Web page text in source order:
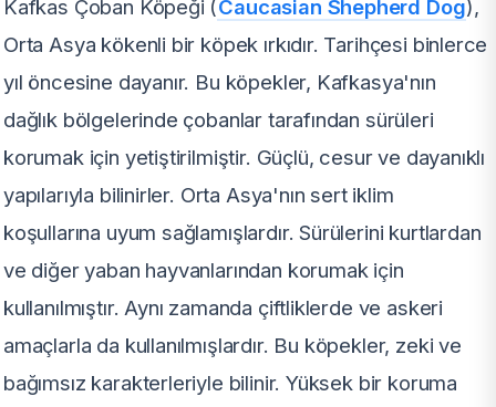
Kafkas Çoban Köpeği (Caucasian Shepherd Dog),
Orta Asya kökenli bir köpek ırkıdır. Tarihçesi binlerce
yıl öncesine dayanır. Bu köpekler, Kafkasya'nın
dağlık bölgelerinde çobanlar tarafından sürüleri
korumak için yetiştirilmiştir. Güçlü, cesur ve dayanıklı
yapılarıyla bilinirler. Orta Asya'nın sert iklim
koşullarına uyum sağlamışlardır. Sürülerini kurtlardan
ve diğer yaban hayvanlarından korumak için
kullanılmıştır. Aynı zamanda çiftliklerde ve askeri
amaçlarla da kullanılmışlardır. Bu köpekler, zeki ve
bağımsız karakterleriyle bilinir. Yüksek bir koruma